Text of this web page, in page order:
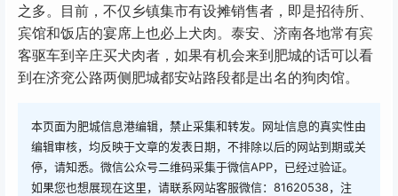
之多。目前，不仅乡镇集市有设摊销售者，即是招待所、
宾馆和饭店的宴席上也必上犬肉。泰安、济南各地常有宾
客驱车到辛庄买犬肉者，如果有机会来到肥城的话可以看
到在济兖公路两侧肥城都安站路段都是出名的狗肉馆。
本页面为肥城信息港编辑，禁止采集和转发。网址信息的真实性由
编辑审核，均反映于文章的发表日期，不排除以后的网站到期或关
停，请知悉。微信公众号二维码采集于微信APP，已经过验证。
如果您也想展现在这里，请联系网站客服微信：81620538，注